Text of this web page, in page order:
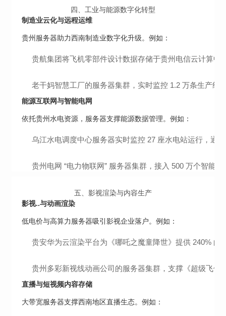
四、 工业与能源数字化转型
制造业云化与远程运维
贵州服务器助力西南制造业数字化升级。例如：
贵航集团将飞机零部件设计数据存储于贵州电信云计算
老干妈智慧工厂的服务器集群，实时监控 1.2 万条生产线
能源互联网与智能电网
依托贵州水电资源，服务器支撑能源数据管理。例如：
乌江水电调度中心服务器实时监控 27 座水电站运行，通
贵州电网 “电力物联网” 服务器集群，接入 500 万个智能
五、 影视渲染与内容生产
影视..与动画渲染
低电价与高算力服务器吸引影视企业落户。例如：
贵安华为云渲染平台为《哪吒之魔童降世》提供 240%
贵州多彩新视线动画公司的服务器集群，支撑《超级飞
直播与短视频内容存储
大带宽服务器支撑西南地区直播生态。例如：